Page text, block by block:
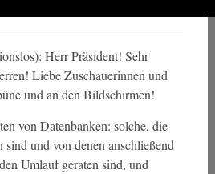
Herr Präsident! Sehr
Liebe Zuschauerinnen und
und an den Bildschirmen!
von Datenbanken: solche, die
sind und von denen anschließend
Umlauf geraten sind, und